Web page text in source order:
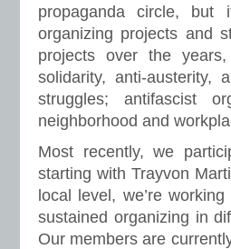
propaganda circle,
organizing projects and
projects over the
solidarity, anti-austerity,
struggles; antifascist
neighborhood and
Most recently, we
starting with Trayvon
local level, we’re
sustained organizing in
Our members are